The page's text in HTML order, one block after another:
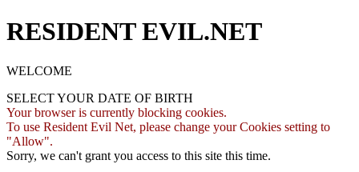
RESIDENT EVIL.NET
WELCOME
SELECT YOUR DATE OF BIRTH
Your browser is currently blocking cookies.
To use Resident Evil Net, please change your Cookies setting to
"Allow".
Sorry, we can't grant you access to this site this time.